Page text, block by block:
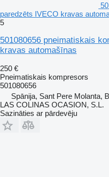
paredzēts IVECO kravas
5
501080656 pneimatiskais
kravas automašīnas
250 €
Pneimatiskais kompresors
501080656
Spānija, Sant Pere Molanta,
LAS COLINAS OCASION, S.L.
Sazināties ar pārdevēju